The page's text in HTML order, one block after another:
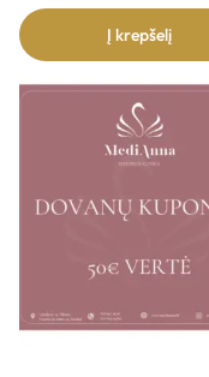
Į krepšelį